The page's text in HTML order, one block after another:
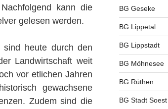
kann die
gelesen werden.
sind heute durch den
Landwirtschaft weit
vor etlichen Jahren
gewachsene
Zudem sind die
BG Geseke
BG Lippetal
BG Lippstadt
BG Möhnesee
BG Rüthen
BG Stadt Soest